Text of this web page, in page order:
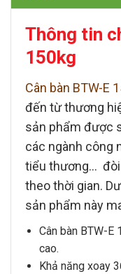
Thông tin
150kg
Cân bàn BTW-E
đến từ thương
sản phẩm được
các ngành công
tiểu thương… đòi
theo thời gian.
sản phẩm này
Cân bàn BTW-E
cao.
Khả năng xoay